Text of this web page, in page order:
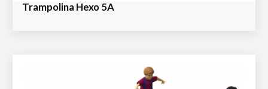
Trampolina Hexo 5A